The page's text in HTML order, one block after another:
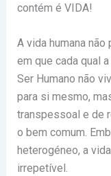
contém é VIDA!
A vida humana
em que cada qual
Ser Humano não
para si mesmo,
transpessoal e de
o bem comum.
heterogéneo, a
irrepetível.